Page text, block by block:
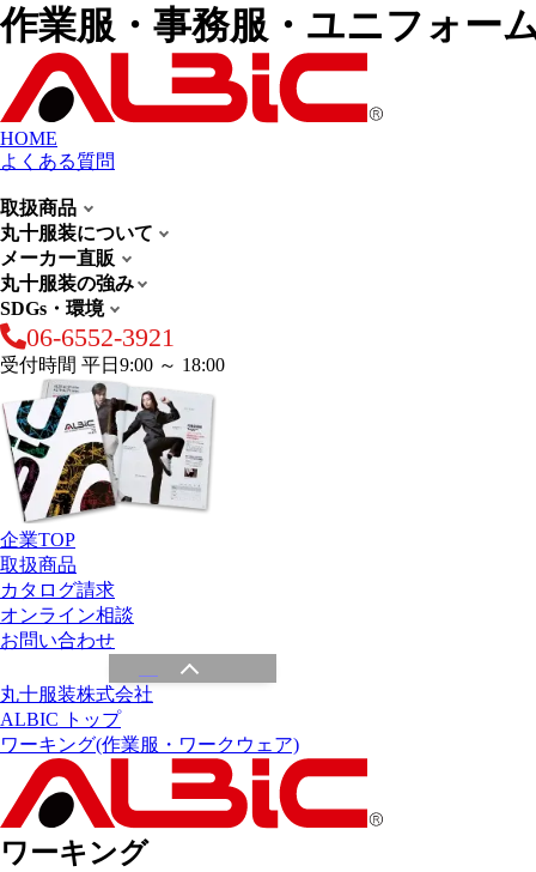
作業服・事務服・ユニフォー
HOME
よくある質問
取扱商品
丸十服装について
メーカー直販
丸十服装の強み
SDGs・環境
06-6552-3921
受付時間 平日9:00 ～ 18:00
企業TOP
取扱商品
カタログ請求
オンライン相談
お問い合わせ
丸十服装株式会社
ALBIC トップ
ワーキング(作業服・ワークウェア)
ワーキング